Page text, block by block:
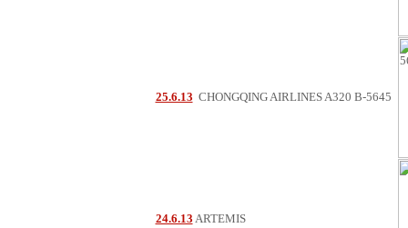
25.6.13 CHONGQING AIRLINES A320 B-5645
24.6.13 ARTEMIS